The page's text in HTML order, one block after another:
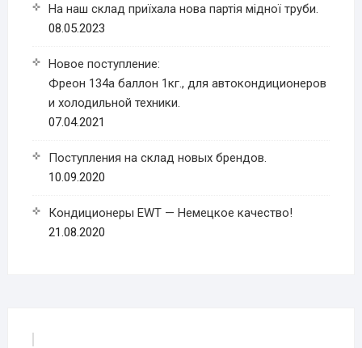
На наш склад приїхала нова партія мідної труби.
08.05.2023
Новое поступление:
Фреон 134a баллон 1кг., для автокондиционеров
и холодильной техники.
07.04.2021
Поступления на склад новых брендов.
10.09.2020
Кондиционеры EWT — Немецкое качество!
21.08.2020